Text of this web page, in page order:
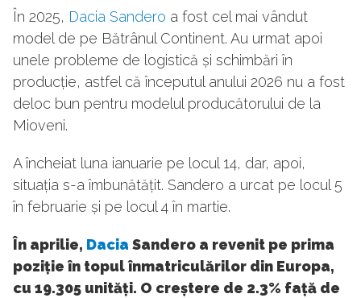
În 2025, Dacia Sandero a fost cel mai vândut
model de pe Bătrânul Continent. Au urmat apoi
unele probleme de logistică și schimbări în
producție, astfel că începutul anului 2026 nu a fost
deloc bun pentru modelul producătorului de la
Mioveni.
A încheiat luna ianuarie pe locul 14, dar, apoi,
situația s-a îmbunătățit. Sandero a urcat pe locul 5
în februarie și pe locul 4 în martie.
În aprilie, Dacia Sandero a revenit pe prima
poziție în topul înmatriculărilor din Europa,
cu 19.305 unități. O creștere de 2.3% față de